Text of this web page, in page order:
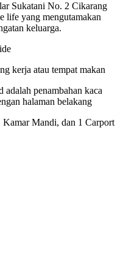
Sukatani No. 2 Cikarang
life yang mengutamakan
keluarga.
kerja atau tempat makan
adalah penambahan kaca
halaman belakang
Mandi, dan 1 Carport